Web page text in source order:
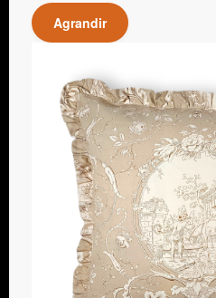
Agrandir